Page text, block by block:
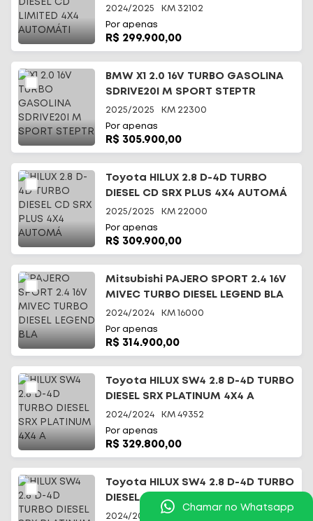
2024/2025 KM 32102
Por apenas
R$ 299.900,00
BMW X1 2.0 16V TURBO GASOLINA
SDRIVE20I M SPORT STEPTR
2025/2025 KM 22300
Por apenas
R$ 305.900,00
Toyota HILUX 2.8 D-4D TURBO
DIESEL CD SRX PLUS 4X4 AUTOMÁ
2025/2025 KM 22000
Por apenas
R$ 309.900,00
Mitsubishi PAJERO SPORT 2.4 16V
MIVEC TURBO DIESEL LEGEND BLA
2024/2024 KM 16000
Por apenas
R$ 314.900,00
Toyota HILUX SW4 2.8 D-4D TURBO
DIESEL SRX PLATINUM 4X4 A
2024/2024 KM 49352
Por apenas
R$ 329.800,00
Toyota HILUX SW4 2.8 D-4D TURBO
DIESEL SRX PLATINUM 7L 4X
2024/2024
Chamar no Whatsapp